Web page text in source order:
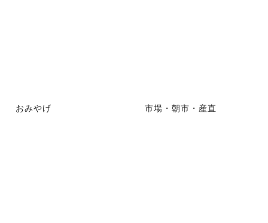
おみやげ 市場・朝市・産直